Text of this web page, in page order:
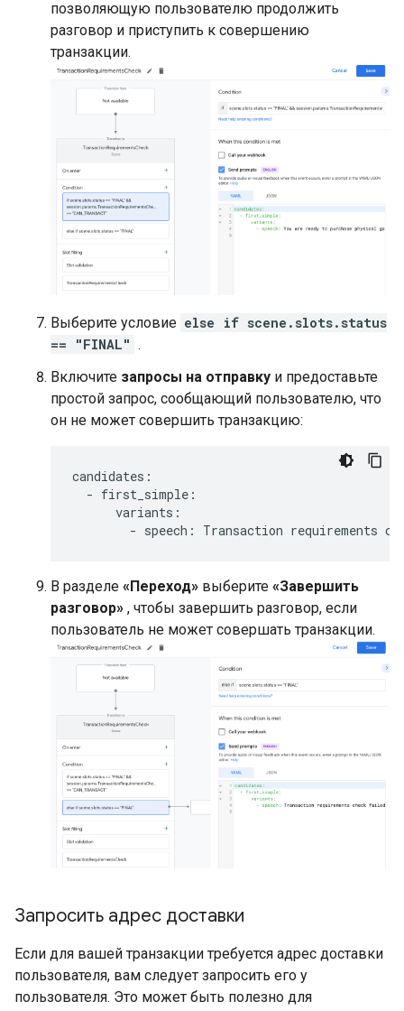
позволяющую пользователю продолжить
разговор и приступить к совершению
транзакции.
Выберите условие else if scene.slots.status
== "FINAL" .
Включите запросы на отправку и предоставьте
простой запрос, сообщающий пользователю, что
он не может совершить транзакцию:
candidates :
- first_simple :
variants :
- speech : Transaction requirements
В разделе «Переход» выберите «Завершить
разговор» , чтобы завершить разговор, если
пользователь не может совершать транзакции.
Запросить адрес доставки
Если для вашей транзакции требуется адрес доставки
пользователя, вам следует запросить его у
пользователя. Это может быть полезно для